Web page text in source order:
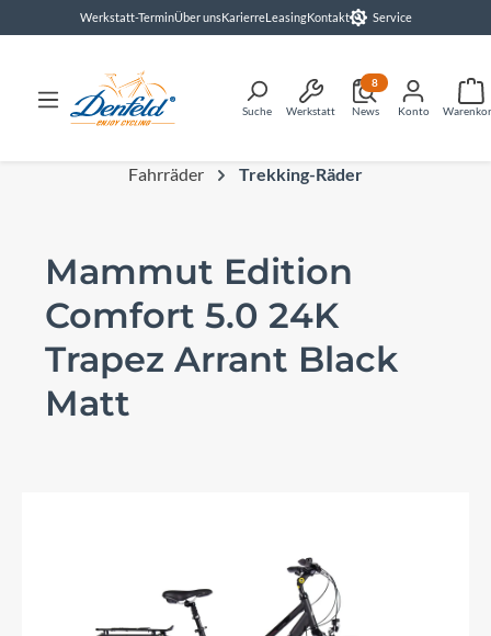
springenWerkstatt-TerminÜber unsKarierreLeasingKontakt Service
Suche Werkstatt News
8
Konto
Fahrräder Trekking-Räder
Mammut Edition
Comfort 5.0 24K
Trapez Arrant Black
Matt